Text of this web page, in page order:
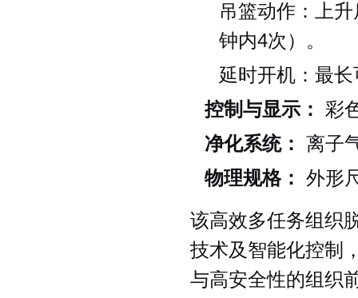
吊篮动作：上
钟内4次）。
延时开机：最
控制与显示：
彩
净化系统：
离子
物理规格：
外形
该高效多任务组织
技术及智能化控制
与高安全性的组织